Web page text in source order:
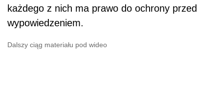
każdego z nich ma prawo do ochrony przed
wypowiedzeniem.
Dalszy ciąg materiału pod wideo